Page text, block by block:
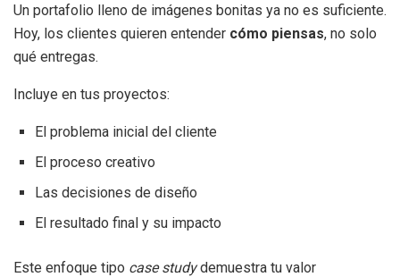
Un portafolio lleno de imágenes bonitas ya no es suficiente.
Hoy, los clientes quieren entender cómo piensas, no solo
qué entregas.
Incluye en tus proyectos:
El problema inicial del cliente
El proceso creativo
Las decisiones de diseño
El resultado final y su impacto
Este enfoque tipo case studydemuestra tu valor